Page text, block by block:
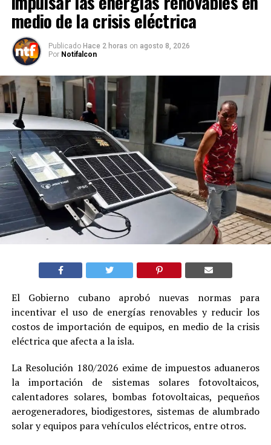
medio de la crisis eléctrica
Publicado Hace 2 horas on agosto 8, 2026
Por Notifalcon
El Gobierno cubano aprobó nuevas normas para
incentivar el uso de energías renovables y reducir los
costos de importación de equipos, en medio de la crisis
eléctrica que afecta a la isla.
La Resolución 180/2026 exime de impuestos aduaneros
la importación de sistemas solares fotovoltaicos,
calentadores solares, bombas fotovoltaicas, pequeños
aerogeneradores, biodigestores, sistemas de alumbrado
solar y equipos para vehículos eléctricos, entre otros.